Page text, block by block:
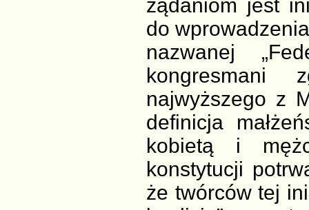
żądaniom jest
do
nazwanej
najwyższego z
definicja
kobietą i
konstytucji
że twórców tej